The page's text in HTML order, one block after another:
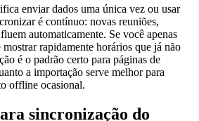
enviar dados uma única vez ou usar
é contínuo: novas reuniões,
automaticamente. Se você apenas
rapidamente horários que já não
é o padrão certo para páginas de
a importação serve melhor para
offline ocasional.
sincronização do